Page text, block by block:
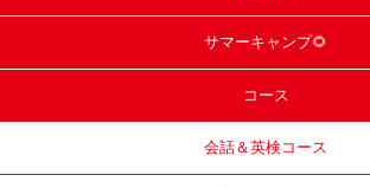
サマーキャンプ🌻
コース
会話＆英検コース